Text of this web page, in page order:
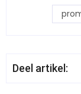
Deel artikel: